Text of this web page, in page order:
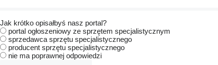
Jak krótko opisałbyś nasz portal?
portal ogłoszeniowy ze sprzętem specjalistycznym
sprzedawca sprzętu specjalistycznego
producent sprzętu specjalistycznego
nie ma poprawnej odpowiedzi